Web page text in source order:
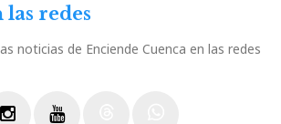
las redes
noticias de Enciende Cuenca en las redes